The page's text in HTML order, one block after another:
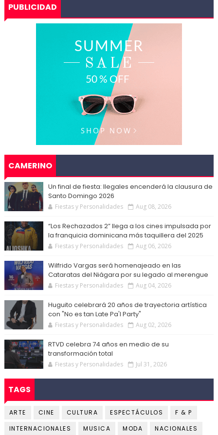
PUBLICIDAD
CAMERINO
Un final de fiesta: Ilegales encenderá la clausura de
Santo Domingo 2026
Fiestas y Personalidades Aug 08, 2026
“Los Rechazados 2” llega a los cines impulsada por
la franquicia dominicana más taquillera del 2025
Fiestas y Personalidades Aug 06, 2026
Wilfrido Vargas será homenajeado en las
Cataratas del Niágara por su legado al merengue
Fiestas y Personalidades Aug 04, 2026
Huguito celebrará 20 años de trayectoria artística
con "No es tan Late Pa'l Party"
Fiestas y Personalidades Aug 02, 2026
RTVD celebra 74 años en medio de su
transformación total
Fiestas y Personalidades Jul 31, 2026
TAGS
ARTE CINE CULTURA ESPECTÁCULOS
F & P
INTERNACIONALES
MUSICA MODA
NACIONALES